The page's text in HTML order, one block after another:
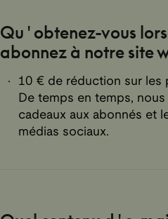
Qu'obtenez-vous
abonnez à notre site
10 € de réduction sur les
De temps en temps,
cadeaux aux abonnés et
médias sociaux.